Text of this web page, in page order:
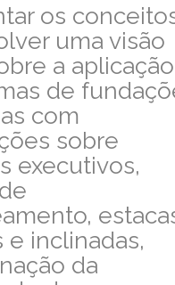
os
uma visão
a aplicação
de
com
sobre
executivos,
e inclinadas,
da